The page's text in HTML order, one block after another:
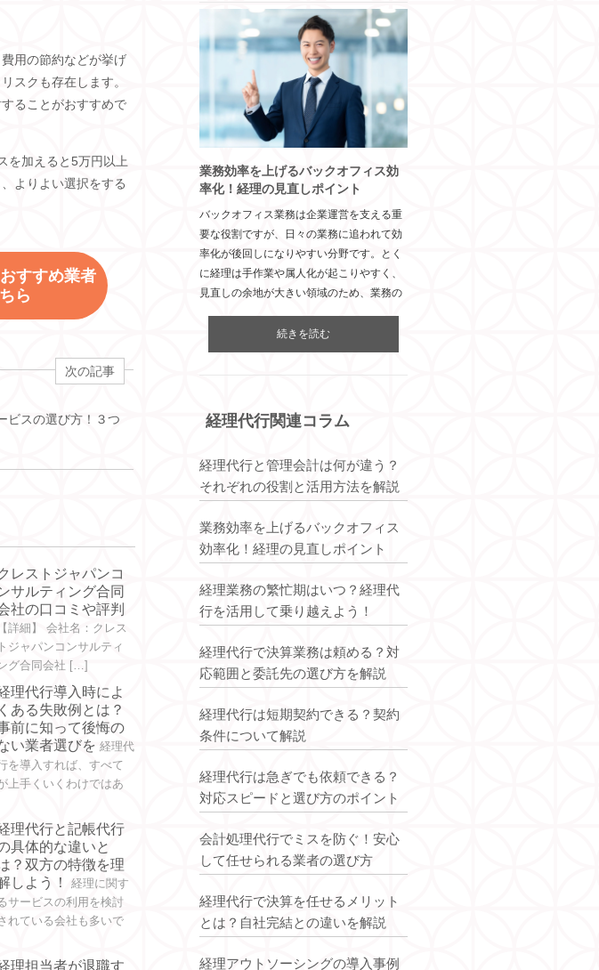
用の節約などが挙げ
スクも存在します。
ることがおすすめで
を加えると5万円以上
よりよい選択をする
すすめ業者
ら
次の記事
ビスの選び方！３つ
レストジャパンコ
サルティング合同
社の口コミや評判
【詳細】 会社名：クレス
トジャパンコンサルティ
グ合同会社 […]
理代行導入時によ
くある失敗例とは？
前に知って後悔の
い業者選びを 経理代
を導入すれば、すべて
上手くいくわけではあ
理代行と記帳代行
具体的な違いと
？双方の特徴を理
しよう！
経理に関す
サービスの利用を検討
れている会社も多いで
理担当者が退職す
業務効率を上げるバックオフィス効
率化！経理の見直しポイント
バックオフィス業務は企業運営を支える重
要な役割ですが、日々の業務に追われて効
率化が後回しになりやすい分野です。とく
に経理は手作業や属人化が起こりやすく、
見直しの余地が大きい領域のため、業務の
続きを読む
経理代行関連コラム
経理代行と管理会計は何が違う？
それぞれの役割と活用方法を解説
業務効率を上げるバックオフィス
効率化！経理の見直しポイント
経理業務の繁忙期はいつ？経理代
行を活用して乗り越えよう！
経理代行で決算業務は頼める？対
応範囲と委託先の選び方を解説
経理代行は短期契約できる？契約
条件について解説
経理代行は急ぎでも依頼できる？
対応スピードと選び方のポイント
会計処理代行でミスを防ぐ！安心
して任せられる業者の選び方
経理代行で決算を任せるメリット
とは？自社完結との違いを解説
経理アウトソーシングの導入事例